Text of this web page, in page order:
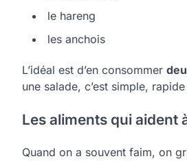
le hareng
les anchois
L’idéal est d’en consommer
une salade, c’est simple,
Les aliments qui aident
Quand on a souvent faim, on